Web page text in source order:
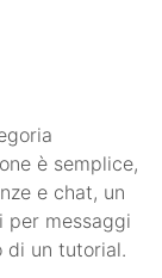
è semplice,
e chat, un
per messaggi
di un tutorial.